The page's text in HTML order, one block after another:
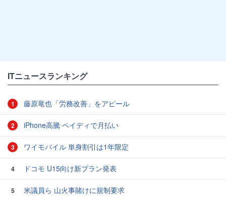
ITニュースランキング
1 藤原竜也「労務改善」をアピール
2 iPhone高騰 ペイディで月払い
3 ワイモバイル 単身割引は1年限定
4 ドコモ U15向け新プラン発表
5
米議員ら 山火事賭けに規制要求